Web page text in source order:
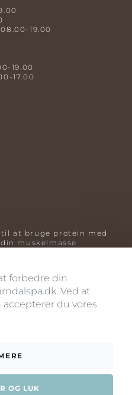
19.00
19.00
17.00
at bruge protein med
muskelmasse
hop kan være noget
og power – før
forbedre din
Ved at
du vores
OG LUK